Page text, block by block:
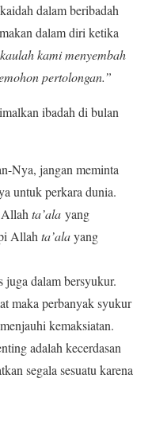
dalam beribadah
dalam diri ketika
kami menyembah
pertolongan.”
ibadah di bulan
Nya, jangan meminta
untuk perkara dunia.
ta’ala yang
Allah ta’alayang
juga dalam bersyukur.
maka perbanyak syukur
kemaksiatan.
adalah kecerdasan
segala sesuatu karena